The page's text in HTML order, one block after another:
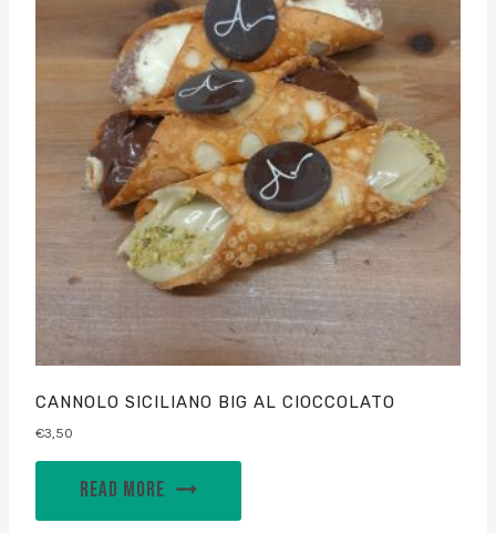
CANNOLO SICILIANO BIG AL CIOCCOLATO
€3,50
READ MORE